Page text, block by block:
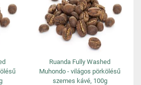
Ruanda Fully Washed
Muhondo - világos pörkölésű
szemes kávé, 100g